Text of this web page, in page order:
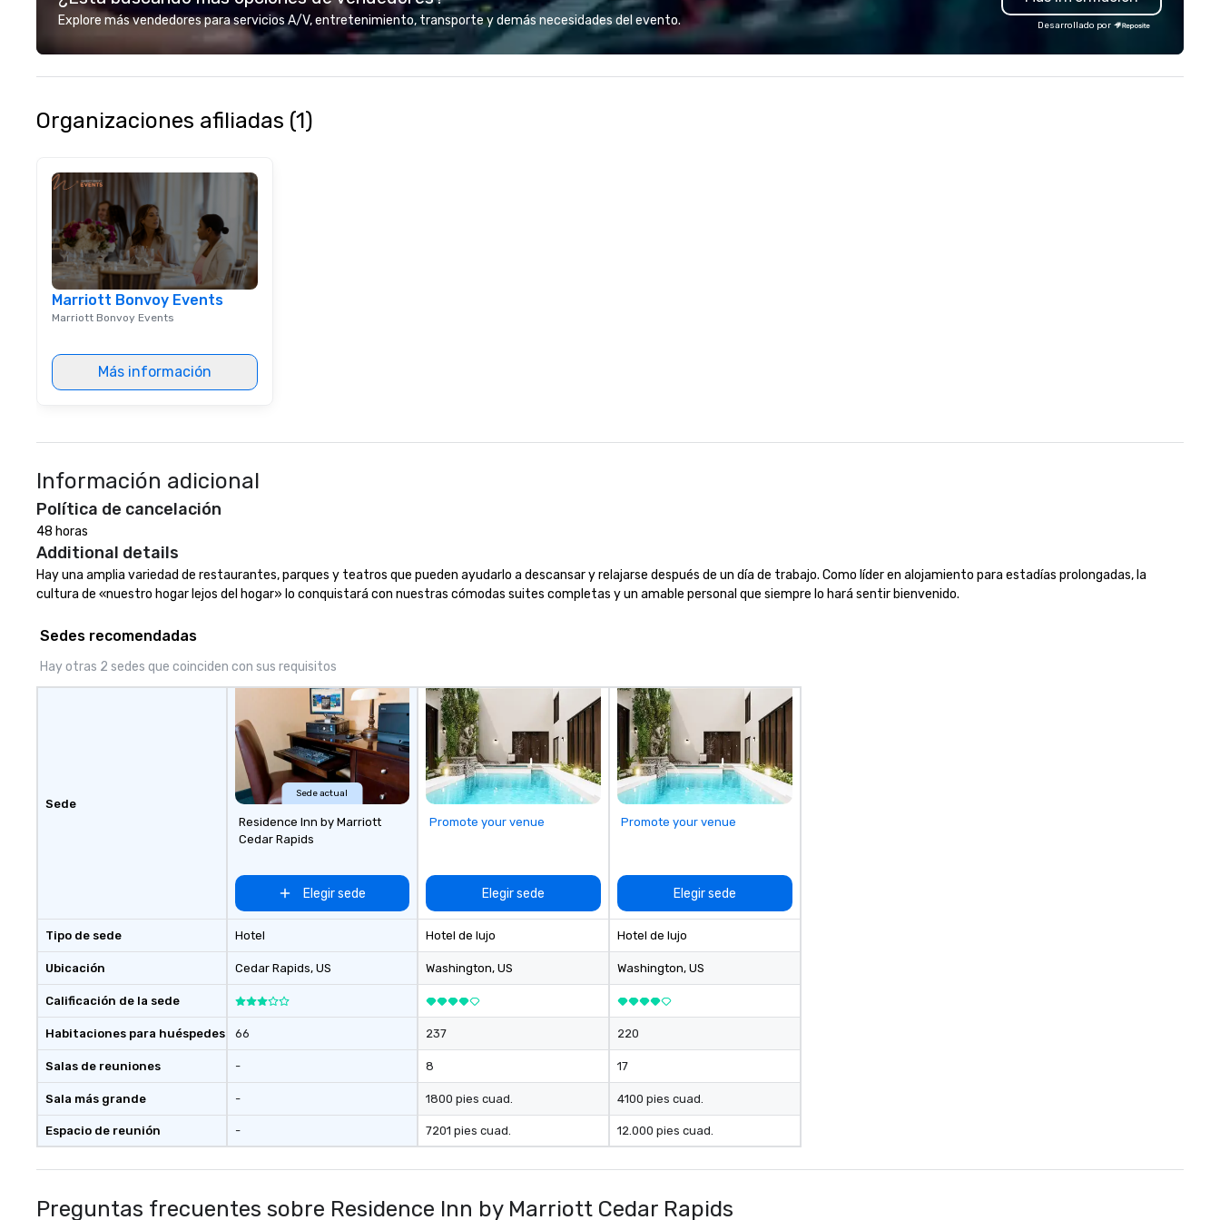
glistening Atlantic Ocean and
Intracoastal Waterway. In
addition, newly redesigned event
space to span over 10,000 square
standards of today’s corporate
prioritizing safety, punctuality,
consistency, and service
suppliers helps us bring your
to life. With genuine passion,
international team, and
hospitality, we deliver our
Explore más vendedores para servicios A/V, entretenimiento, transporte y demás necesidades del evento. Desarrollado por
Organizaciones afiliadas (1)
Marriott Bonvoy Events
Marriott Bonvoy Events
Más información
Información adicional
Política de cancelación
48 horas
Additional details
Hay una amplia variedad de restaurantes, parques y teatros que pueden ayudarlo a descansar y relajarse después de un día de trabajo. Como líder en alojamiento para estadías prolongadas, la
cultura de «nuestro hogar lejos del hogar» lo conquistará con nuestras cómodas suites completas y un amable personal que siempre lo hará sentir bienvenido.
Sedes recomendadas
Hay otras 2 sedes que coinciden con sus requisitos
Sede
Tipo de sede
Ubicación
Calificación de la sede
Habitaciones para huéspedes
Salas de reuniones
Sala más grande
Espacio de reunión
Sede actual
Residence Inn by Marriott
Cedar Rapids
Elegir sede
Hotel
Cedar Rapids, US
66
-
-
-
Promote your venue
Elegir sede
Hotel de lujo
Washington, US
237
8
1800 pies cuad.
7201 pies cuad.
Promote your venue
Elegir sede
Hotel de lujo
Washington, US
220
17
4100 pies cuad.
12.000 pies cuad.
Preguntas frecuentes sobre Residence Inn by Marriott Cedar Rapids